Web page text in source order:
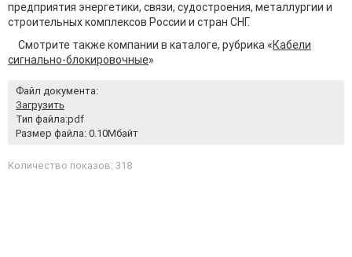
предприятия энергетики, связи, судостроения, металлургии и
строительных комплексов России и стран СНГ.
Смотрите также компании в каталоге, рубрика «Кабели
сигнально-блокировочные»
Файл документа:
Загрузить
Тип файла:pdf
Размер файла: 0.10Мбайт
Количество показов: 318